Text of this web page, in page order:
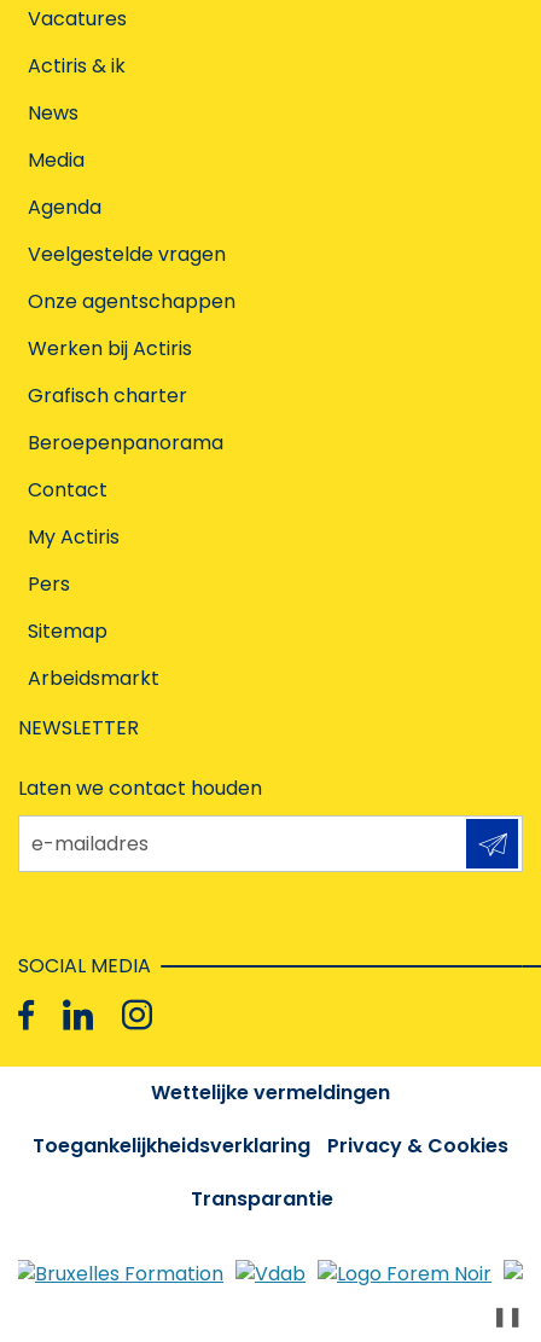
Vacatures
Actiris & ik
News
Media
Agenda
Veelgestelde vragen
Onze agentschappen
Werken bij Actiris
Grafisch charter
Beroepenpanorama
Contact
My Actiris
Pers
Sitemap
Arbeidsmarkt
NEWSLETTER
Laten we contact houden
e-mailadres
SOCIAL MEDIA
Wettelijke vermeldingen
Toegankelijkheidsverklaring
Privacy & Cookies
Transparantie
❚❚